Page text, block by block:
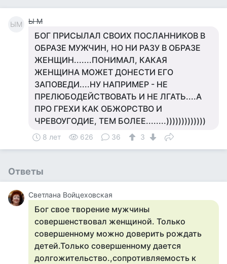
ЫМ Ы М
БОГ ПРИСЫЛАЛ СВОИХ ПОСЛАННИКОВ В
ОБРАЗЕ МУЖЧИН, НО НИ РАЗУ В ОБРАЗЕ
ЖЕНЩИН.......ПОНИМАЛ, КАКАЯ
ЖЕНЩИНА МОЖЕТ ДОНЕСТИ ЕГО
ЗАПОВЕДИ....НУ НАПРИМЕР - НЕ
ПРЕЛЮБОДЕЙСТВОВАТЬ И НЕ ЛГАТЬ....А
ПРО ГРЕХИ КАК ОБЖОРСТВО И
ЧРЕВОУГОДИЕ, ТЕМ БОЛЕЕ........)))))))))))))
8 лет 626 36 3
Ответы
Светлана Войцеховская
Бог свое творение мужчины
совершенствовал женщиной. Только
совершенному можно доверить рождать
детей.Только совершенному дается
долгожительство.,сопротивляемость к